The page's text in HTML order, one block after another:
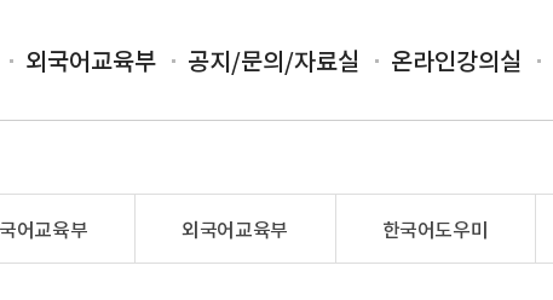
외국어교육부 공지/문의/자료실 온라인강의실
어교육부 외국어교육부 한국어도우미